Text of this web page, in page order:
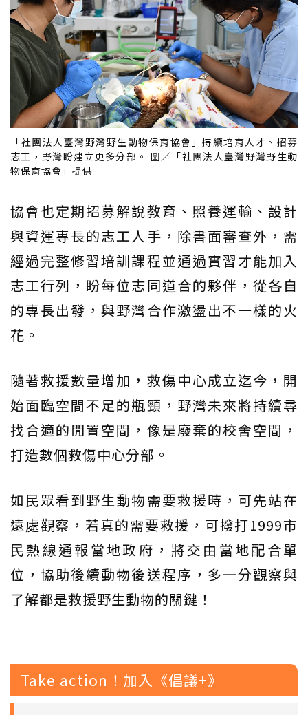
「社團法人臺灣野灣野生動物保育協會」持續培育人才、招募
志工，野灣盼建立更多分部。 圖／「社團法人臺灣野灣野生動
物保育協會」提供
協會也定期招募解說教育、照養運輸、設計
與資運專長的志工人手，除書面審查外，需
經過完整修習培訓課程並通過實習才能加入
志工行列，盼每位志同道合的夥伴，從各自
的專長出發，與野灣合作激盪出不一樣的火
花。
隨著救援數量增加，救傷中心成立迄今，開
始面臨空間不足的瓶頸，野灣未來將持續尋
找合適的閒置空間，像是廢棄的校舍空間，
打造數個救傷中心分部。
如民眾看到野生動物需要救援時，可先站在
遠處觀察，若真的需要救援，可撥打1999市
民熱線通報當地政府，將交由當地配合單
位，協助後續動物後送程序，多一分觀察與
了解都是救援野生動物的關鍵！
Take action！加入《倡議+》